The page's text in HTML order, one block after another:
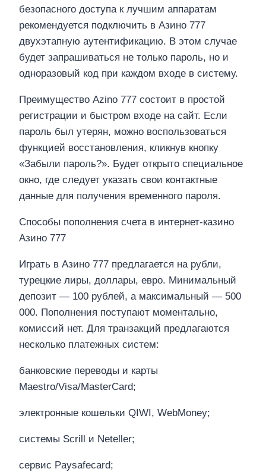
безопасного доступа к лучшим аппаратам
рекомендуется подключить в Азино 777
двухэтапную аутентификацию. В этом случае
будет запрашиваться не только пароль, но и
одноразовый код при каждом входе в систему.
Преимущество Azino 777 состоит в простой
регистрации и быстром входе на сайт. Если
пароль был утерян, можно воспользоваться
функцией восстановления, кликнув кнопку
«Забыли пароль?». Будет открыто специальное
окно, где следует указать свои контактные
данные для получения временного пароля.
Способы пополнения счета в интернет-казино
Азино 777
Играть в Азино 777 предлагается на рубли,
турецкие лиры, доллары, евро. Минимальный
депозит — 100 рублей, а максимальный — 500
000. Пополнения поступают моментально,
комиссий нет. Для транзакций предлагаются
несколько платежных систем:
банковские переводы и карты
Maestro/Visa/MasterCard;
электронные кошельки QIWI, WebMoney;
системы Scrill и Neteller;
сервис Paysafecard;